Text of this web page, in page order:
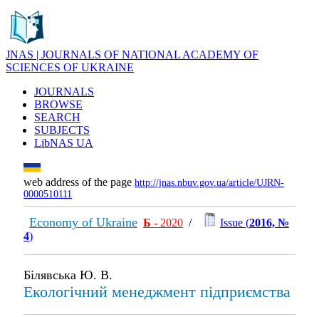
JNAS | JOURNALS OF NATIONAL ACADEMY OF
SCIENCES OF UKRAINE
JOURNALS
BROWSE
SEARCH
SUBJECTS
LibNAS UA
web address of the page http://jnas.nbuv.gov.ua/article/UJRN-
0000510111
Economy of Ukraine Б - 2020 / Issue (2016, №
4)
Білявська Ю. В.
Екологічний менеджмент підприємства